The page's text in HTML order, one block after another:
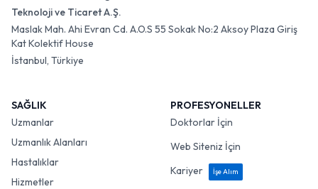
Teknoloji ve Ticaret A.Ş.
Maslak Mah. Ahi Evran Cd. A.O.S 55 Sokak No:2 Aksoy Plaza Giriş
Kat Kolektif House
İstanbul, Türkiye
SAĞLIK
Uzmanlar
Uzmanlık Alanları
Hastalıklar
Hizmetler
PROFESYONELLER
Doktorlar İçin
Web Siteniz İçin
Kariyer
İşe Alım